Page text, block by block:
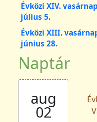
Évközi XIV.
július 5.
Évközi XIII.
június 28.
Naptár
aug
02